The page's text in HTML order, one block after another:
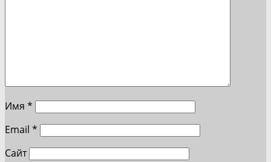
Имя *
Email *
Сайт